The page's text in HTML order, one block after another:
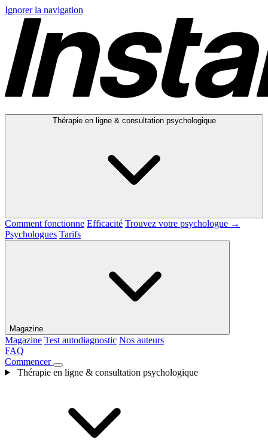
Ignorer la navigation
Thérapie en ligne & consultation psychologique
Comment fonctionne Efficacité Trouvez votre psychologue →
Psychologues Tarifs
Magazine
Magazine Test autodiagnostic Nos auteurs
FAQ
Commencer
Thérapie en ligne & consultation psychologique